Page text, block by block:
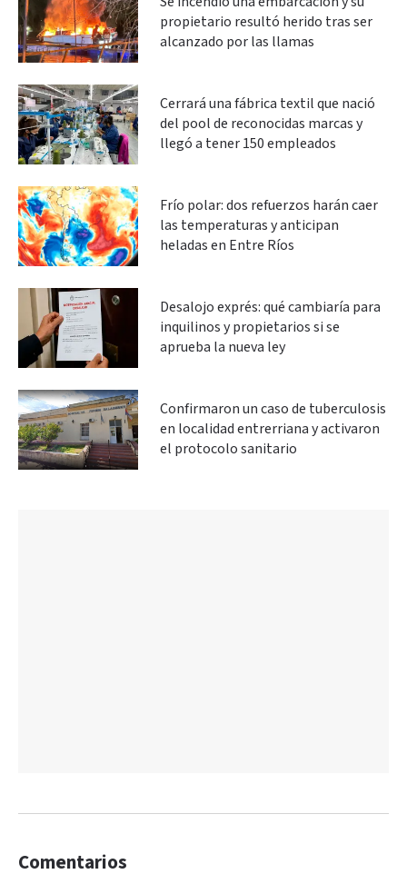
propietario resultó herido tras ser
alcanzado por las llamas
Cerrará una fábrica textil que nació
del pool de reconocidas marcas y
llegó a tener 150 empleados
Frío polar: dos refuerzos harán caer
las temperaturas y anticipan
heladas en Entre Ríos
Desalojo exprés: qué cambiaría para
inquilinos y propietarios si se
aprueba la nueva ley
Confirmaron un caso de tuberculosis
en localidad entrerriana y activaron
el protocolo sanitario
Comentarios